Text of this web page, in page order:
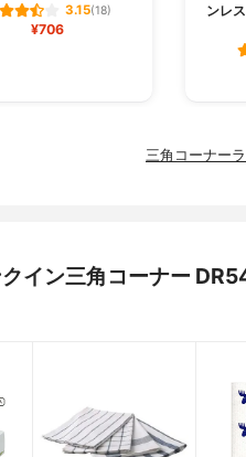
3.15(18)
¥706
ンレ
三角コーナー
イン三角コーナー